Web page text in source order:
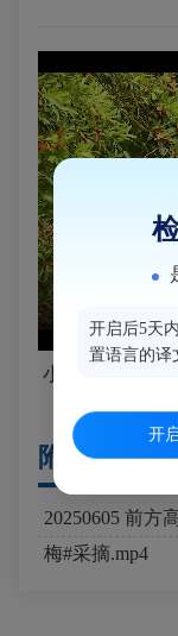
小箬乡福田村
附件下载
20250605 前方
梅#采摘.mp4
开启后5天
置语言的译
开